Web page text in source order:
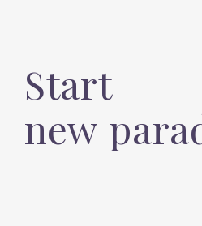
Start
new